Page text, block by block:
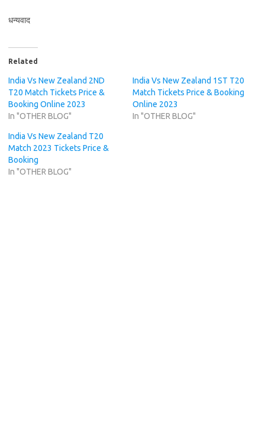
धन्यवाद
Related
India Vs New Zealand 2ND
T20 Match Tickets Price &
Booking Online 2023
In "OTHER BLOG"
India Vs New Zealand 1ST T20
Match Tickets Price & Booking
Online 2023
In "OTHER BLOG"
India Vs New Zealand T20
Match 2023 Tickets Price &
Booking
In "OTHER BLOG"